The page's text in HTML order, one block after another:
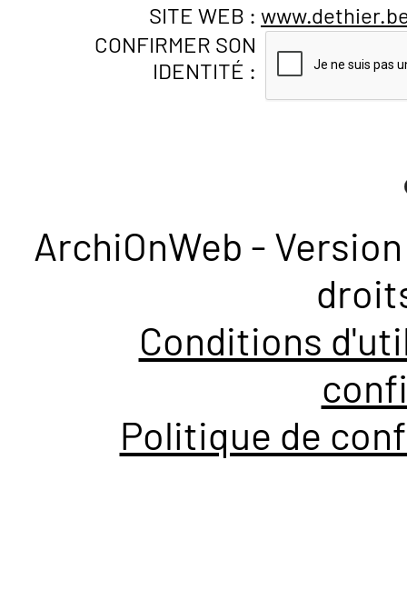
SITE WEB :
CONFIRMER SON
IDENTITÉ :
ArchiOnWeb -
Conditions
Politique de